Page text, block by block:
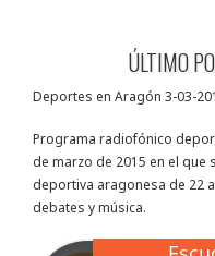
ÚLTIMO
Deportes en Aragón 3-03-
Programa radiofónico
de marzo de 2015 en el que
deportiva aragonesa de 22
debates y música.